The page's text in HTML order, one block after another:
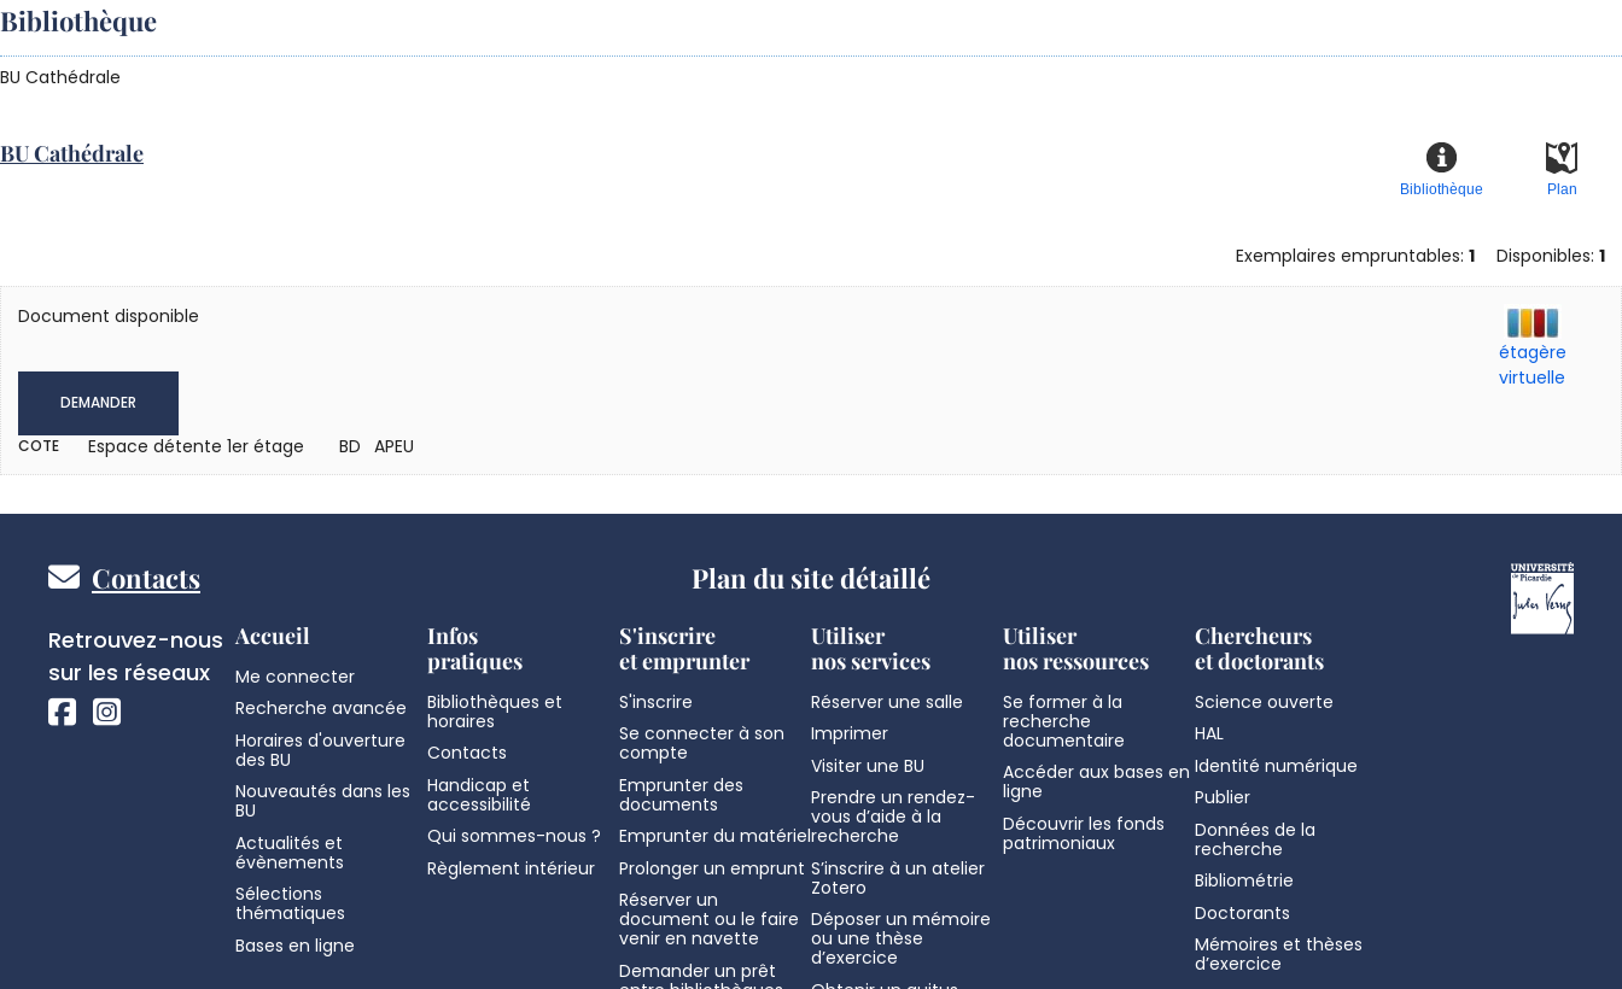
Bibliothèque
BU Cathédrale
BU Cathédrale
Plan
Bibliothèque
Exemplaires empruntables: 1 Disponibles: 1
Document disponible
DEMANDER
COTE Espace détente 1er étage BD APEU
étagère
virtuelle
Pied
de
page
Contacts
Réseaux
sociaux
Retrouvez-nous
sur les réseaux
Plan du site détaillé
Accueil
Me connecter
Recherche avancée
Horaires d'ouverture
des BU
Nouveautés dans les
BU
Actualités et
évènements
Sélections
thématiques
Bases en ligne
Infos
pratiques
Bibliothèques et
horaires
Contacts
Handicap et
accessibilité
Qui sommes-nous ?
Règlement intérieur
S'inscrire
et emprunter
S'inscrire
Se connecter à son
compte
Emprunter des
documents
Emprunter du matériel
Prolonger un emprunt
Réserver un
document ou le faire
venir en navette
Demander un prêt
Utiliser
nos services
Réserver une salle
Imprimer
Visiter une BU
Prendre un rendez-
vous d’aide à la
recherche
S’inscrire à un atelier
Zotero
Déposer un mémoire
ou une thèse
d’exercice
Utiliser
nos ressources
Se former à la
recherche
documentaire
Accéder aux bases en
ligne
Découvrir les fonds
patrimoniaux
Chercheurs
et doctorants
Science ouverte
HAL
Identité numérique
Publier
Données de la
recherche
Bibliométrie
Doctorants
Mémoires et thèses
d’exercice